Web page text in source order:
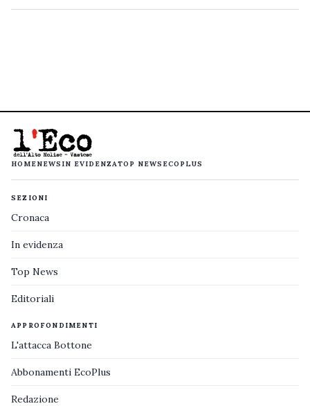
HOMENEWS IN EVIDENZATOP NEWS ECOPLUS
SEZIONI
Cronaca
In evidenza
Top News
Editoriali
APPROFONDIMENTI
L'attacca Bottone
Abbonamenti EcoPlus
Redazione